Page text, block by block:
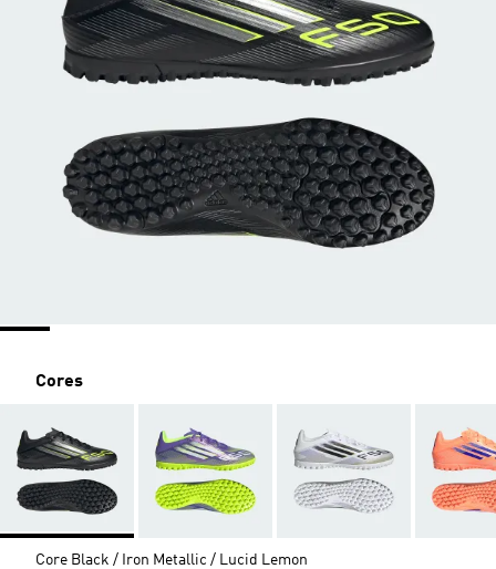
Cores
Core Black / Iron Metallic / Lucid Lemon